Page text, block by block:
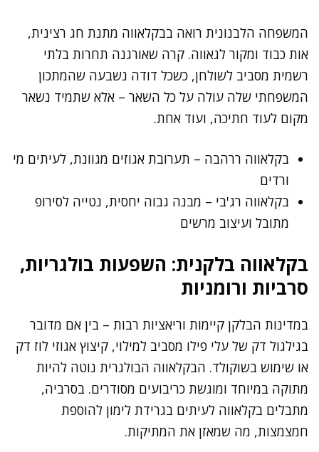
המשפחה הלבנונית רואה בבקלאווה מתנת חג רצינית,
אות כבוד ומקור לגאווה. קרה שאורגנה תחרות בלתי
רשמית מסביב לשולחן, כשכל דודה נשבעה שהמתכון
המשפחתי שלה עולה על כל השאר – אלא שתמיד נשאר
מקום לעוד חתיכה, ועוד אחת.
בקלאווה ררהבה – תערובת אגוזים מגוונת, לעיתים מי
ורדים
בקלאווה רג'בי – מבנה גבוה יחסית, נטייה לסירופ
מתובל ועיצוב מרשים
בקלאווה בלקנית: השפעות בולגריות,
סרביות ורומניות
במדינות הבלקן קיימות וריאציות רבות – בין אם מדובר
בגילגול דק של עלי פילו מסביב למילוי, קיצוץ אגוזי לוז דק
או שימוש בשוקולד. הבקלאווה הבולגרית נוטה להיות
מתוקה במיוחד ומוגשת כריבועים מסודרים. בסרביה,
מתבלים בקלאווה לעיתים בגרידת לימון להוספת
חמצמצות, מה שמאזן את המתיקות.